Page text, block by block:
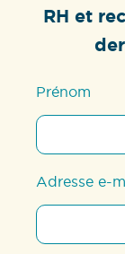
RH et
Prénom
Adresse e-